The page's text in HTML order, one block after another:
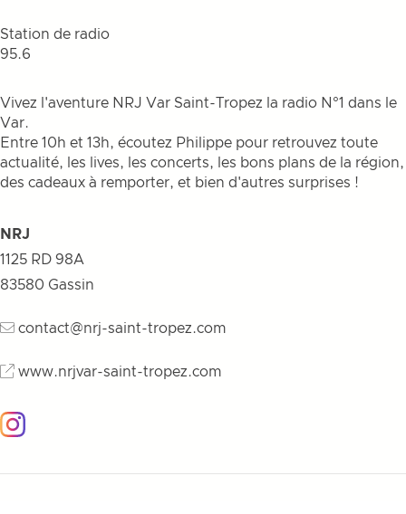
Station de radio
95.6
Vivez l'aventure NRJ Var Saint-Tropez la radio N°1 dans le
Var.
Entre 10h et 13h, écoutez Philippe pour retrouvez toute
actualité, les lives, les concerts, les bons plans de la région,
des cadeaux à remporter, et bien d'autres surprises !
NRJ
1125 RD 98A
83580 Gassin
contact@nrj-saint-tropez.com
www.nrjvar-saint-tropez.com
Instagram